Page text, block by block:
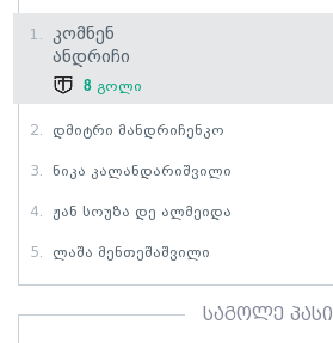
1.
Კომნენ
Ანდრიჩი
8 გოლი
2. Დმიტრი Მანდრიჩენკო
3. Ნიკა Კალანდარიშვილი
4. Ჟან Სოუზა Დე Ალმეიდა
5. Ლაშა Მენთეშაშვილი
საგოლე პასი